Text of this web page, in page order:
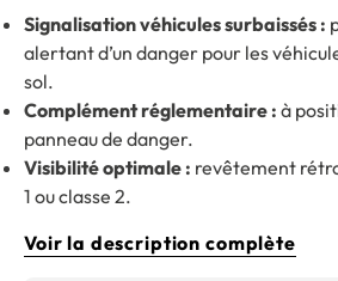
Signalisation véhicules surbaissés :
alertant d’un danger pour les
sol.
Complément réglementaire : à
panneau de danger.
Visibilité optimale : revêtement
1 ou classe 2.
Voir la description complète